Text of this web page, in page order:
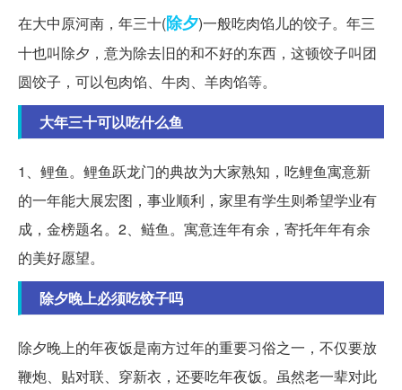
在大中原河南，年三十(除夕)一般吃肉馅儿的饺子。年三
十也叫除夕，意为除去旧的和不好的东西，这顿饺子叫团
圆饺子，可以包肉馅、牛肉、羊肉馅等。
大年三十可以吃什么鱼
1、鲤鱼。鲤鱼跃龙门的典故为大家熟知，吃鲤鱼寓意新
的一年能大展宏图，事业顺利，家里有学生则希望学业有
成，金榜题名。2、鲢鱼。寓意连年有余，寄托年年有余
的美好愿望。
除夕晚上必须吃饺子吗
除夕晚上的年夜饭是南方过年的重要习俗之一，不仅要放
鞭炮、贴对联、穿新衣，还要吃年夜饭。虽然老一辈对此